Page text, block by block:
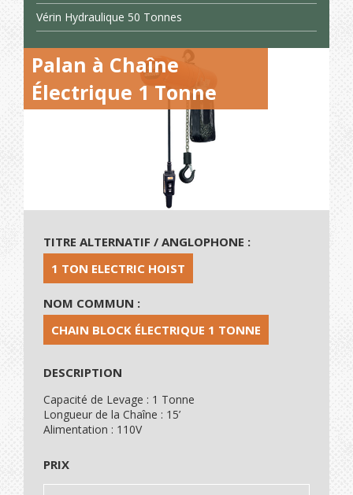
Vérin Hydraulique 50 Tonnes
Palan à Chaîne
Électrique 1 Tonne
TITRE ALTERNATIF / ANGLOPHONE :
1 TON ELECTRIC HOIST
NOM COMMUN :
CHAIN BLOCK ÉLECTRIQUE 1 TONNE
DESCRIPTION
Capacité de Levage : 1 Tonne
Longueur de la Chaîne : 15’
Alimentation : 110V
PRIX